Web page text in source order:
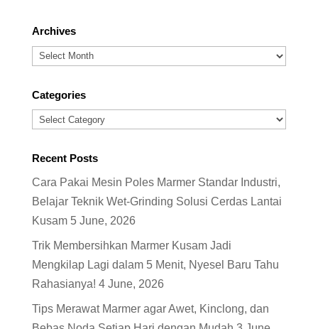
Archives
Archives
Categories
Categories
Recent Posts
Cara Pakai Mesin Poles Marmer Standar Industri,
Belajar Teknik Wet-Grinding Solusi Cerdas Lantai
Kusam 5 June, 2026
Trik Membersihkan Marmer Kusam Jadi
Mengkilap Lagi dalam 5 Menit, Nyesel Baru Tahu
Rahasianya! 4 June, 2026
Tips Merawat Marmer agar Awet, Kinclong, dan